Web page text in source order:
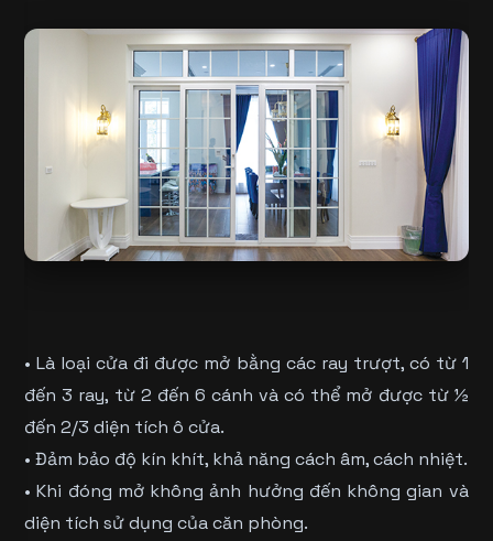
• Là loại cửa đi được mở bằng các ray trượt, có từ 1
đến 3 ray, từ 2 đến 6 cánh và có thể mở được từ ½
đến 2/3 diện tích ô cửa.
• Đảm bảo độ kín khít, khả năngcách âm, cách nhiệt.
• Khi đóng mở không ảnh hưởng đến không gian và
diện tích sử dụng của căn phòng.